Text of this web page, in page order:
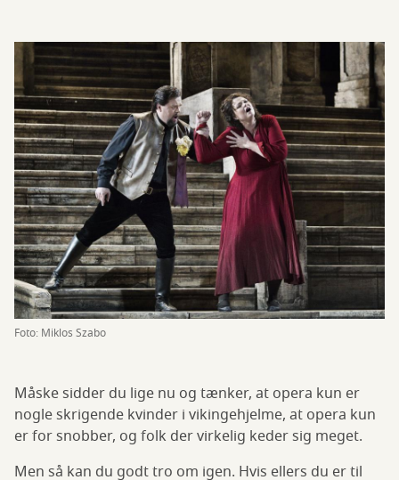
Foto: Miklos Szabo
Måske sidder du lige nu og tænker, at opera kun er
nogle skrigende kvinder i vikingehjelme, at opera kun
er for snobber, og folk der virkelig keder sig meget.
Men så kan du godt tro om igen. Hvis ellers du er til